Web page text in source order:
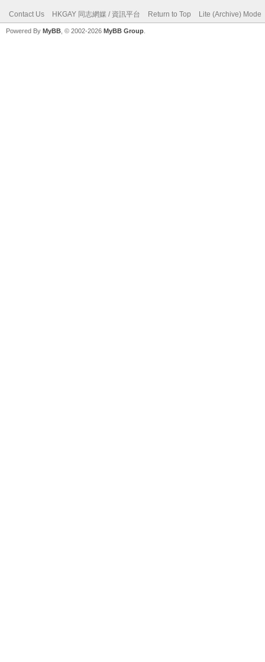
Contact Us HKGAY 同志網媒 / 資訊平台 Return to Top Lite (Archive) Mode
Powered By MyBB , © 2002-2026 MyBB Group